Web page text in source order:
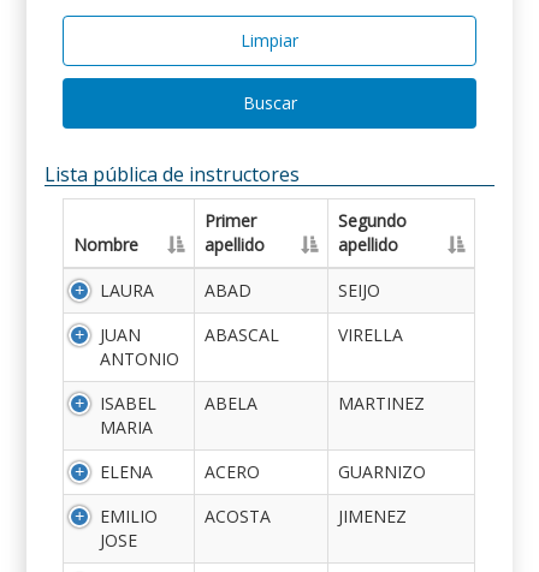
Limpiar
Buscar
Lista pública de instructores
Nombre
Primer
apellido
Segundo
apellido
LAURA
ABAD
SEIJO
JUAN
ANTONIO
ABASCAL VIRELLA
ISABEL
MARIA
ABELA MARTINEZ
ELENA ACERO
GUARNIZO
EMILIO
JOSE
ACOSTA JIMENEZ